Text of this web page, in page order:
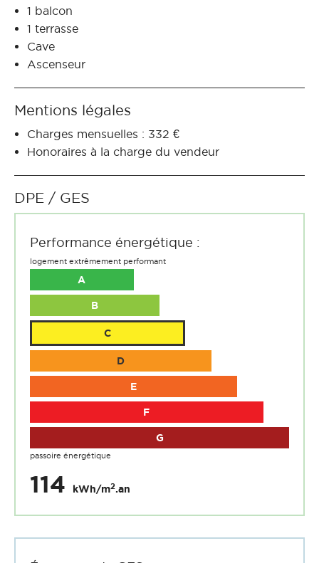
1 balcon
1 terrasse
Cave
Ascenseur
Mentions légales
Charges mensuelles : 332 €
Honoraires à la charge du vendeur
DPE / GES
Performance énergétique :
logement extrêmement performant
A
B
C
D
E
F
G
passoire énergétique
114 kWh/m2.an